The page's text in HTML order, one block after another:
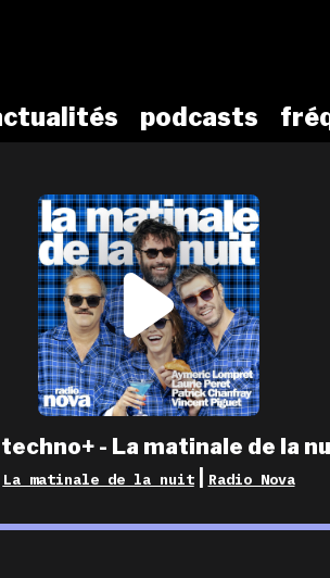
podcasts
techno+ - La matinale de la
La matinale de la nuit Radio Nova